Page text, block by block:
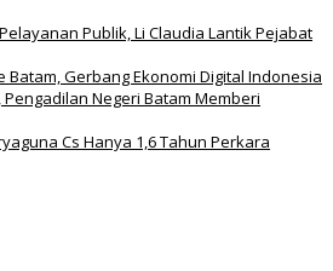
Publik, Li Claudia Lantik Pejabat
Batam, Gerbang Ekonomi Digital Indonesia
Pengadilan Negeri Batam Memberi
Cs Hanya 1,6 Tahun Perkara